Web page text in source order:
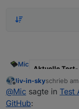
Mic
Aktuelle Test-
Version
Veröffentlichun
Offline
liv-in-skyschrieb am
zuletzt
@Mic sagte in Test
GitHub: